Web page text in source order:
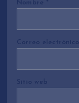
Nombre *
Correo electrónico
Sitio web